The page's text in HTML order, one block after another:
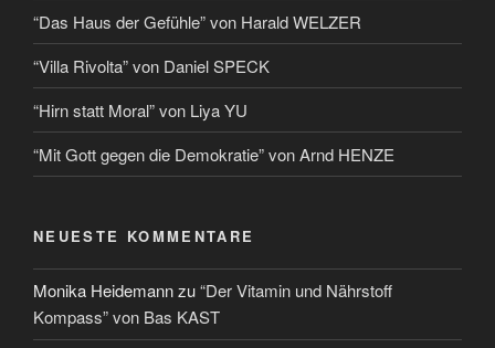
“Das Haus der Gefühle” von Harald WELZER
“Villa Rivolta” von Daniel SPECK
“Hirn statt Moral” von Liya YU
“Mit Gott gegen die Demokratie” von Arnd HENZE
NEUESTE KOMMENTARE
Monika Heidemannzu“Der Vitamin und Nährstoff
Kompass” von Bas KAST